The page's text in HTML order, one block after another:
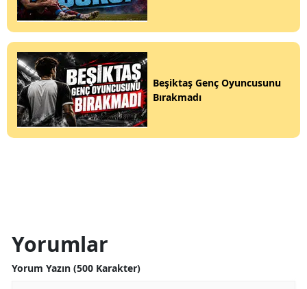
Beşiktaş Genç Oyuncusunu
Bırakmadı
Yorumlar
Yorum Yazın (500 Karakter)